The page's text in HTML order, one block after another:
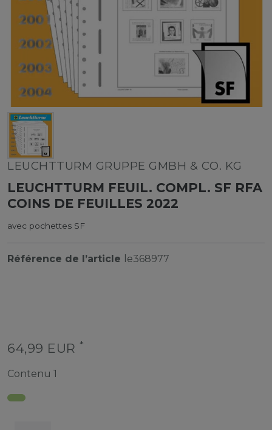
LEUCHTTURM GRUPPE GMBH & CO. KG
LEUCHTTURM FEUIL. COMPL. SF RFA
COINS DE FEUILLES 2022
avec pochettes SF
Référence de l’article le368977
64,99 EUR *
Contenu 1